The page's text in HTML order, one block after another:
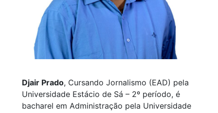
Djair Prado, Cursando Jornalismo (EAD) pela
Universidade Estácio de Sá – 2º período, é
bacharel em Administração pela Universidade